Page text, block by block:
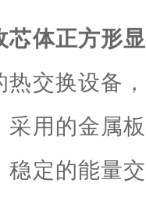
芯体正方形
热交换设备
采用的金属
稳定的能量